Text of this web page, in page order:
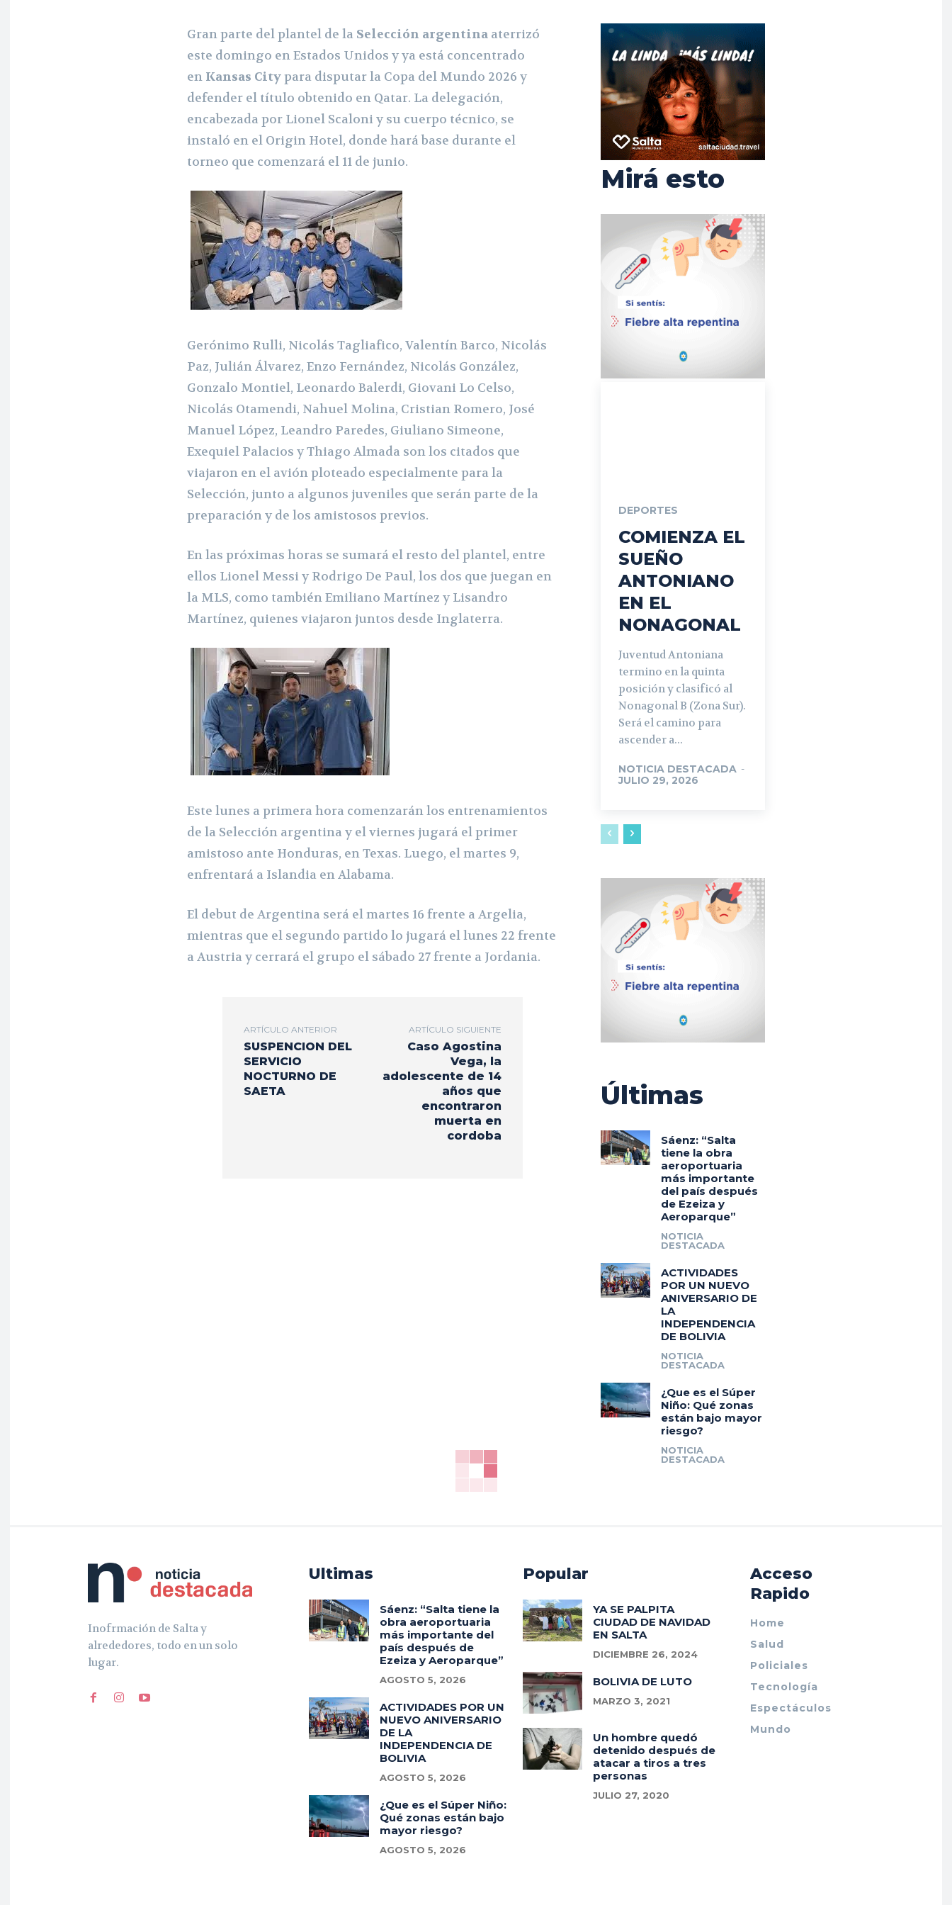
Gran parte del plantel de la Selección argentina aterrizó
este domingo en Estados Unidos y ya está concentrado
en Kansas Citypara disputar la Copa del Mundo 2026 y
defender el título obtenido en Qatar. La delegación,
encabezada por Lionel Scaloni y su cuerpo técnico, se
instaló en el Origin Hotel, donde hará base durante el
torneo que comenzará el 11 de junio.
Gerónimo Rulli, Nicolás Tagliafico, Valentín Barco, Nicolás
Paz, Julián Álvarez, Enzo Fernández, Nicolás González,
Gonzalo Montiel, Leonardo Balerdi, Giovani Lo Celso,
Nicolás Otamendi, Nahuel Molina, Cristian Romero, José
Manuel López, Leandro Paredes, Giuliano Simeone,
Exequiel Palacios y Thiago Almada son los citados que
viajaron en el avión ploteado especialmente para la
Selección, junto a algunos juveniles que serán parte de la
preparación y de los amistosos previos.
En las próximas horas se sumará el resto del plantel, entre
ellos Lionel Messi y Rodrigo De Paul, los dos que juegan en
la MLS, como también Emiliano Martínez y Lisandro
Martínez, quienes viajaron juntos desde Inglaterra.
Este lunes a primera hora comenzarán los entrenamientos
de la Selección argentina y el viernes jugará el primer
amistoso ante Honduras, en Texas. Luego, el martes 9,
enfrentará a Islandia en Alabama.
El debut de Argentina será el martes 16 frente a Argelia,
mientras que el segundo partido lo jugará el lunes 22 frente
a Austria y cerrará el grupo el sábado 27 frente a Jordania.
ARTÍCULO ANTERIOR
SUSPENCION DEL
SERVICIO
NOCTURNO DE
SAETA
ARTÍCULO SIGUIENTE
Caso Agostina
Vega, la
adolescente de 14
años que
encontraron
muerta en
cordoba
Mirá esto
DEPORTES
COMIENZA EL
SUEÑO
ANTONIANO
EN EL
NONAGONAL
Juventud Antoniana
termino en la quinta
posición y clasificó al
Nonagonal B (Zona Sur).
Será el camino para
ascender a...
NOTICIA DESTACADA -
JULIO 29, 2026
Últimas
Sáenz: “Salta
tiene la obra
aeroportuaria
más importante
del país después
de Ezeiza y
Aeroparque”
NOTICIA
DESTACADA
ACTIVIDADES
POR UN NUEVO
ANIVERSARIO DE
LA
INDEPENDENCIA
DE BOLIVIA
NOTICIA
DESTACADA
¿Que es el Súper
Niño: Qué zonas
están bajo mayor
riesgo?
NOTICIA
DESTACADA
Inofrmación de Salta y
alrededores, todo en un solo
lugar.
Ultimas
Sáenz: “Salta tiene la
obra aeroportuaria
más importante del
país después de
Ezeiza y Aeroparque”
AGOSTO 5, 2026
ACTIVIDADES POR UN
NUEVO ANIVERSARIO
DE LA
INDEPENDENCIA DE
BOLIVIA
AGOSTO 5, 2026
¿Que es el Súper Niño:
Qué zonas están bajo
mayor riesgo?
AGOSTO 5, 2026
Popular
YA SE PALPITA
CIUDAD DE NAVIDAD
EN SALTA
DICIEMBRE 26, 2024
BOLIVIA DE LUTO
MARZO 3, 2021
Un hombre quedó
detenido después de
atacar a tiros a tres
personas
JULIO 27, 2020
Acceso
Rapido
Home
Salud
Policiales
Tecnología
Espectáculos
Mundo